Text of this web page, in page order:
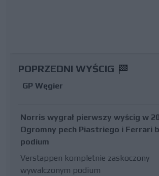
POPRZEDNI WYŚCIG
GP Węgier
Norris wygrał pierwszy wyścig w
Ogromny pech Piastriego i Ferrari
podium
Verstappen kompletnie zaskoczony
wywalczonym podium